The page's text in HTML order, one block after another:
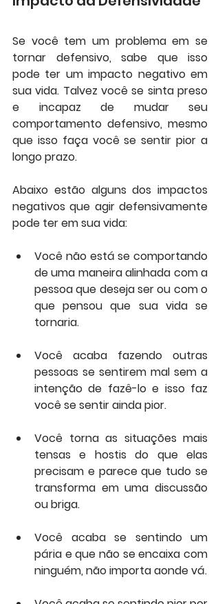
Se você tem um problema em se
tornar defensivo, sabe que isso
pode ter um impacto negativo em
sua vida. Talvez você se sinta preso
e incapaz de mudar seu
comportamento defensivo, mesmo
que isso faça você se sentir pior a
longo prazo.
Abaixo estão alguns dos impactos
negativos que agir defensivamente
pode ter em sua vida:
Você não está se comportando
de uma maneira alinhada com a
pessoa que deseja ser ou com o
que pensou que sua vida se
tornaria.
Você acaba fazendo outras
pessoas se sentirem mal sem a
intenção de fazê-lo e isso faz
você se sentir ainda pior.
Você torna as situações mais
tensas e hostis do que elas
precisam e parece que tudo se
transforma em uma discussão
ou briga.
Você acaba se sentindo um
pária e que não se encaixa com
ninguém, não importa aonde vá.